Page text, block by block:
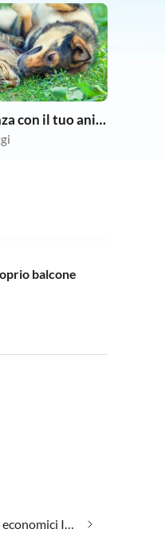
Vacanza con il tuo animale domestico
balcone
Appartamenti vacanze economici In Leogang